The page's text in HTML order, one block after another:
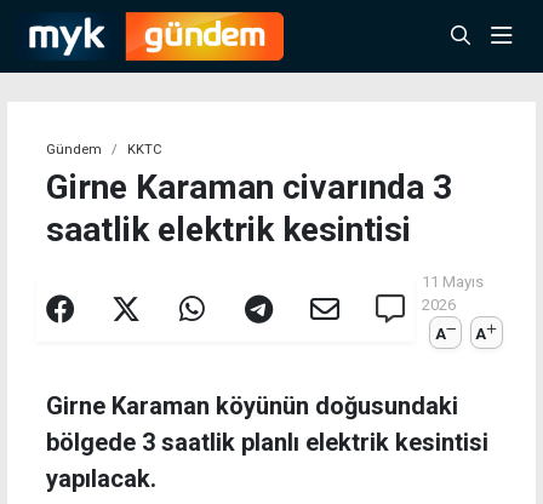
Gündem KKTC
Girne Karaman civarında 3
saatlik elektrik kesintisi
11 Mayıs
2026
A
A
Girne Karaman köyünün doğusundaki
bölgede 3 saatlik planlı elektrik kesintisi
yapılacak.